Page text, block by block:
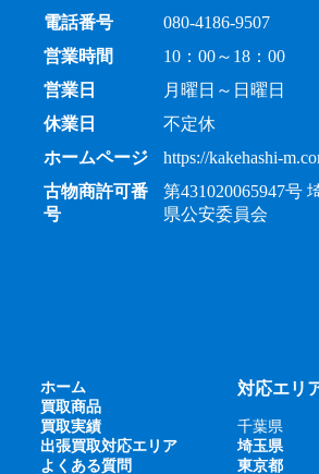
電話番号
080-4186-9507
営業時間
10：00～18：00
営業日
月曜日～日曜日
休業日
不定休
ホームページ
https://kakehashi-
古物商許可番
号
第431020065947号
県公安委員会
ホーム
買取商品
買取実績
出張買取対応エリア
よくある質問
対応エリ
千葉県
埼玉県
東京都